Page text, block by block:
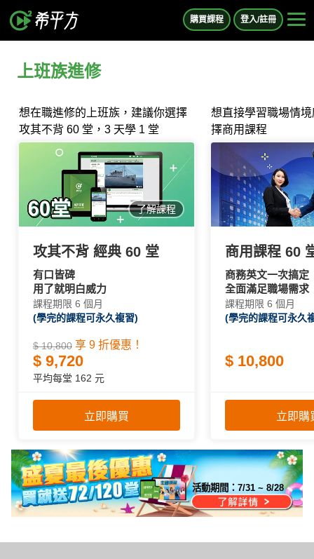
購買課程 登入/註冊
上班族進修
想在職進修的上班族，建議你選擇
攻其不背 60 堂，3 天學 1 堂
了解課程
攻其不背 經典 60 堂
有口皆碑
用了就明白威力
課程期限 6 個月
(學完的課程可永久複習)
$ 10,800 享 9 折優惠！
$ 9,720
平均每堂 162 元
立即購買
想直接學習職場情
擇商用課程
商用課程 60
商務英文一次搞定
全面滿足職場需求
課程期限 6 個月
(學完的課程可永久
$ 10,800
立即購
活動期間： 7/31 ~ 8/28